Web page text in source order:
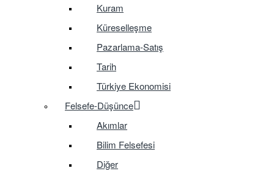
Kuram
Küreselleşme
Pazarlama-Satış
Tarih
Türkiye Ekonomisi
Felsefe-Düşünce
Akımlar
Bilim Felsefesi
Diğer